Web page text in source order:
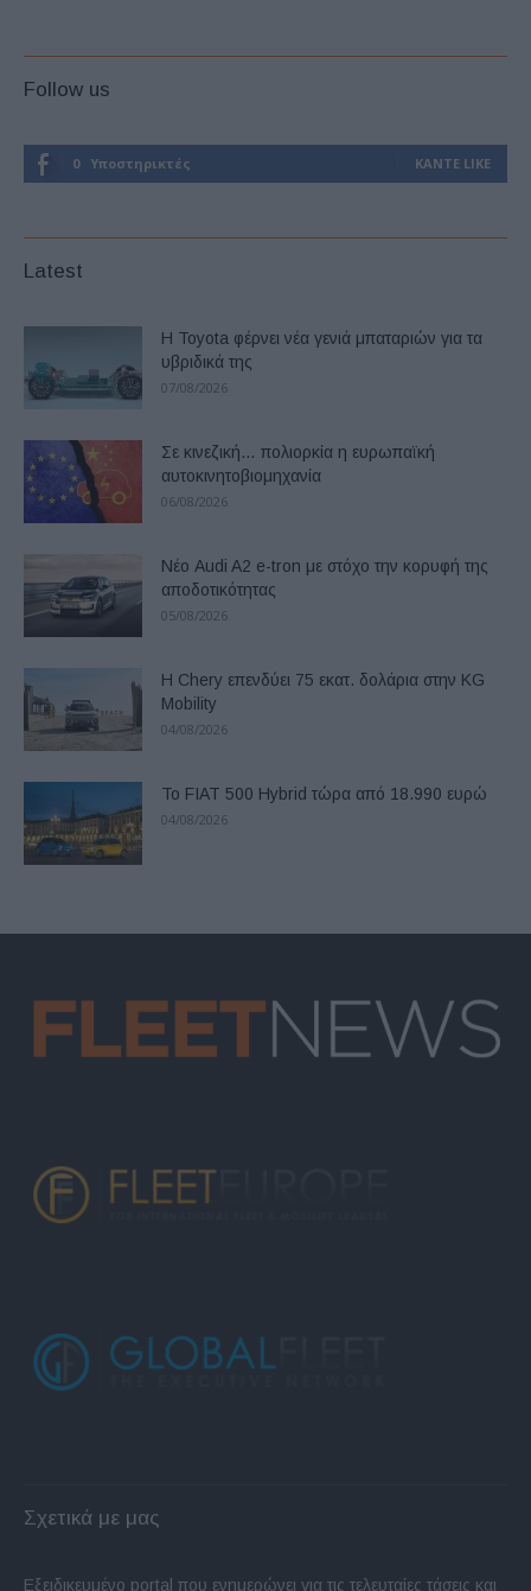
Follow us
0 Υποστηρικτές ΚΆΝΤΕ LIKE
Latest
Η Toyota φέρνει νέα γενιά μπαταριών για τα
υβριδικά της
07/08/2026
Σε κινεζική… πολιορκία η ευρωπαϊκή
αυτοκινητοβιομηχανία
06/08/2026
Νέο Audi A2 e-tron με στόχο την κορυφή της
αποδοτικότητας
05/08/2026
Η Chery επενδύει 75 εκατ. δολάρια στην KG
Mobility
04/08/2026
Το FIAT 500 Hybrid τώρα από 18.990 ευρώ
04/08/2026
Σχετικά με μας
Εξειδικευμένο portal που ενημερώνει για τις τελευταίες τάσεις και